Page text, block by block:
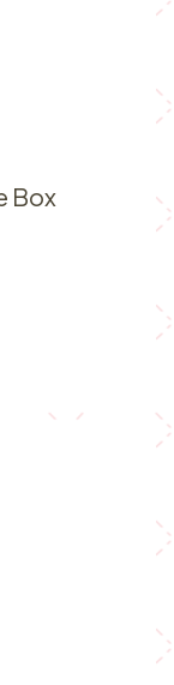
Box